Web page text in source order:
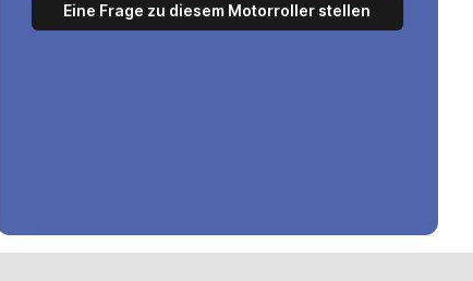
Eine Frage zu diesem Motorroller stellen